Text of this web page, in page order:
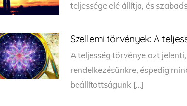
teljessége elé állítja, és
Szellemi törvények: A
A teljesség törvénye azt
rendelkezésünkre, éspedig
beállítottságunk […]